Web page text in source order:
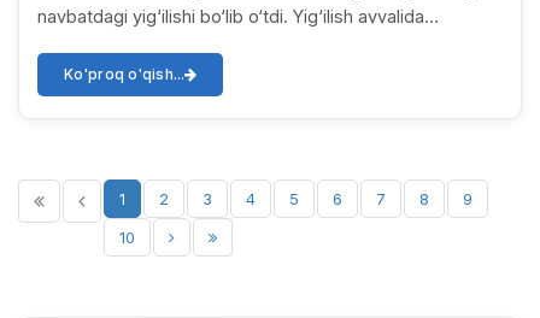
navbatdagi yig‘ilishi bo‘lib o‘tdi. Yig‘ilish avvalida
Ko'proq o'qish...
1 2 3 4 5 6 7 8
9
10